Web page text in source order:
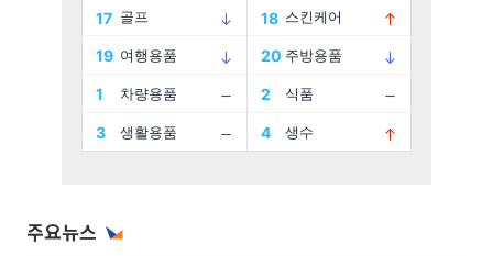
주요뉴스